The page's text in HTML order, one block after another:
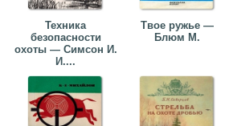
Техника
безопасности
охоты — Симcон И.
И....
Твое ружье —
Блюм М.